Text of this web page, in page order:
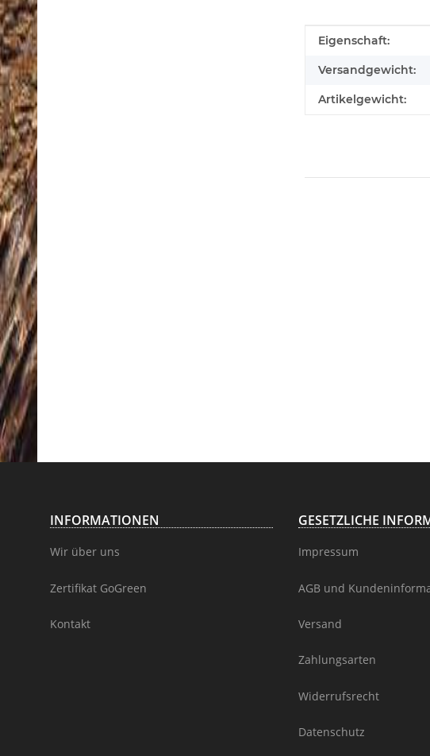
Produkteigenschaft
Wert
Eigenschaft:
Versandgewicht:
Artikelgewicht:
INFORMATIONEN
Wir über uns
Zertifikat GoGreen
Kontakt
GESETZLICHE
Impressum
AGB und
Versand
Zahlungsarten
Widerrufsrecht
Datenschutz